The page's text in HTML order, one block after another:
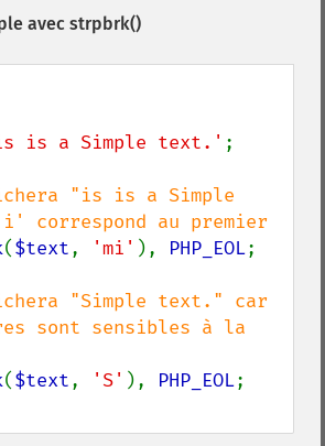
avec strpbrk()
is a Simple text.' ;
"is is a Simple
($text, 'mi' ), PHP_EOL;
"Simple text." car
sont sensibles à la
($text, 'S' ), PHP_EOL